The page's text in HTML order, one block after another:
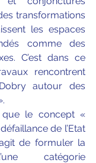
transformations
les espaces
comme des
C’est dans ce
rencontrent
autour des
que le concept «
de l’Etat
de formuler la
catégorie